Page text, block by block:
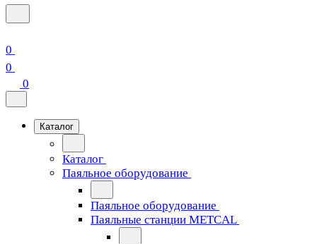
0
0
0
Каталог
Каталог
Паяльное оборудование
Паяльное оборудование
Паяльные станции METCAL